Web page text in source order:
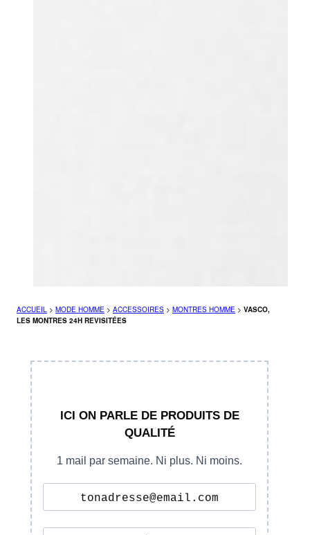
ACCUEIL > MODE HOMME > ACCESSOIRES > MONTRES HOMME > VASCO,
LES MONTRES 24H REVISITÉES